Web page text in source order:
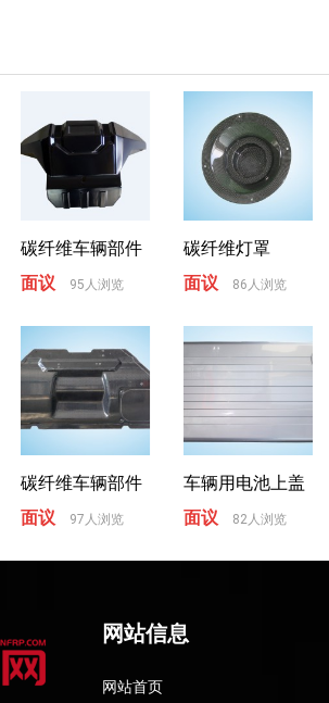
碳纤维车辆部件
面议
95人浏览
碳纤维灯罩
面议
86人浏览
碳纤维车辆部件
面议
97人浏览
车辆用电池上盖
面议
82人浏览
网站信息
网站首页